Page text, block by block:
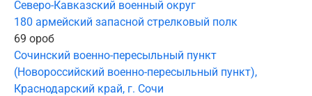
Северо-Кавказский военный округ
180 армейский запасной стрелковый полк
69 ороб
Сочинский военно-пересыльный пункт
(Новороссийский военно-пересыльный пункт),
Краснодарский край, г. Сочи